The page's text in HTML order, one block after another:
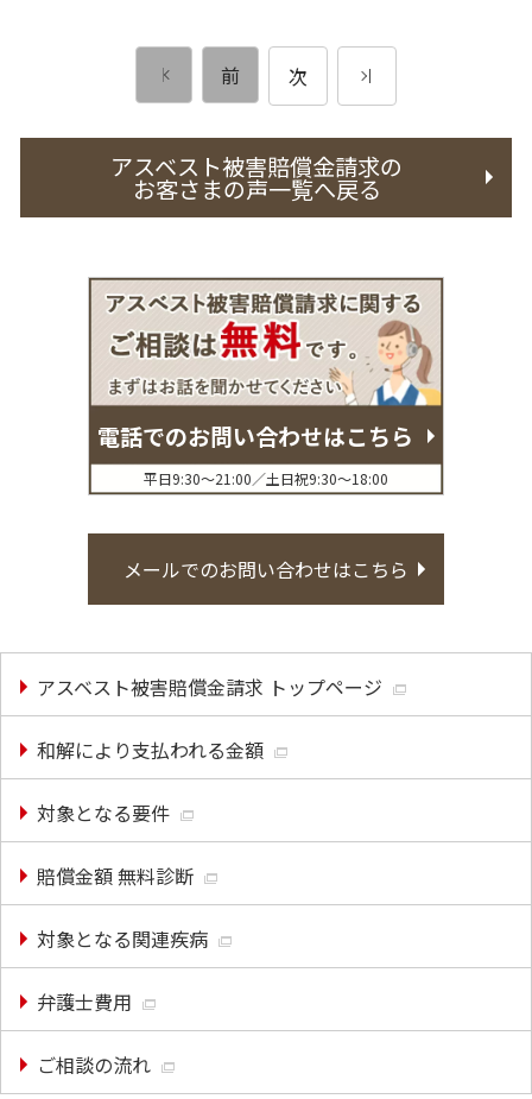
前 次
アスベスト被害賠償金請求の
お客さまの声一覧へ戻る
電話でのお問い合わせはこちら
平日9:30〜21:00／土日祝9:30〜18:00
メールでのお問い合わせはこちら
アスベスト被害賠償金請求 トップページ
和解により支払われる金額
対象となる要件
賠償金額 無料診断
対象となる関連疾病
弁護士費用
ご相談の流れ